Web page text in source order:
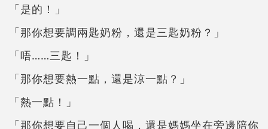
「是的！」
「那你想要調兩匙奶粉，還是三匙奶粉？」
「唔……三匙！」
「那你想要熱一點，還是涼一點？」
「熱一點！」
「那你想要自己一個人喝，還是媽媽坐在旁邊陪你